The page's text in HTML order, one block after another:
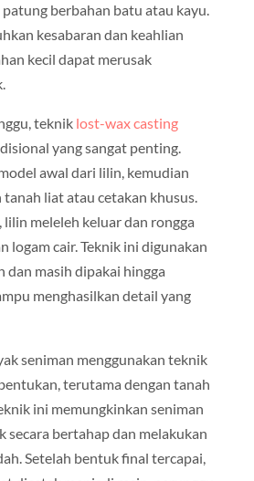
berbahan batu atau kayu.
kesabaran dan keahlian
kecil dapat merusak
teknik lost-wax casting
yang sangat penting.
awal dari lilin, kemudian
tanah liat atau cetakan khusus.
lilin meleleh keluar dan rongga
logam cair. Teknik ini digunakan
dan masih dipakai hingga
menghasilkan detail yang
seniman menggunakan teknik
terutama dengan tanah
ini memungkinkan seniman
secara bertahap dan melakukan
Setelah bentuk final tercapai,